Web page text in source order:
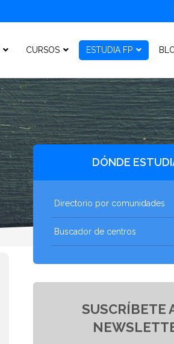
CURSOS ESTUDIA FP
DÓNDE
Directorio por comunidades
Buscador de centros
SUSCRÍBETE